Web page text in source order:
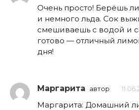
Очень просто! Берёшь
и немного льда. Сок
смешиваешь с водой и
готово — отличный
дня!
Маргарита автор
Маргарита: Домашний